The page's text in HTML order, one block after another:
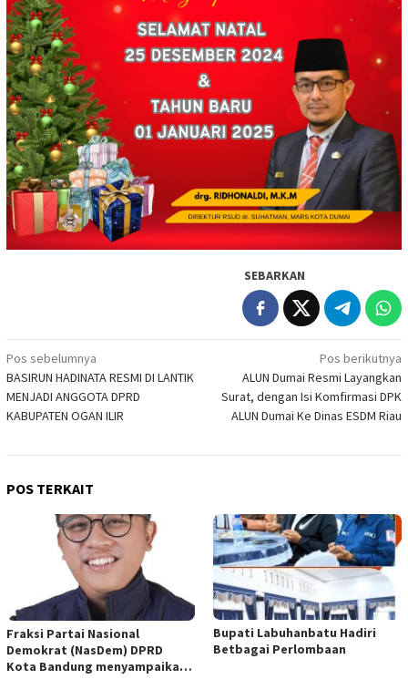
SEBARKAN
Navigasi
pos
Pos sebelumnya
BASIRUN HADINATA RESMI DI LANTIK
MENJADI ANGGOTA DPRD
KABUPATEN OGAN ILIR
Pos berikutnya
ALUN Dumai Resmi Layangkan
Surat, dengan Isi Komfirmasi DPK
ALUN Dumai Ke Dinas ESDM Riau
POS TERKAIT
Fraksi Partai Nasional
Demokrat (NasDem) DPRD
Kota Bandung menyampaikan
Bupati Labuhanbatu Hadiri
Betbagai Perlombaan